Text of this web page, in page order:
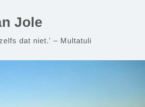
Jole
dat niet.' – Multatuli